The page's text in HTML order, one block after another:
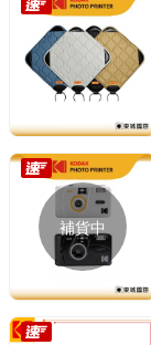
補貨中